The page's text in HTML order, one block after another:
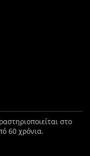
στο
60 χρόνια.